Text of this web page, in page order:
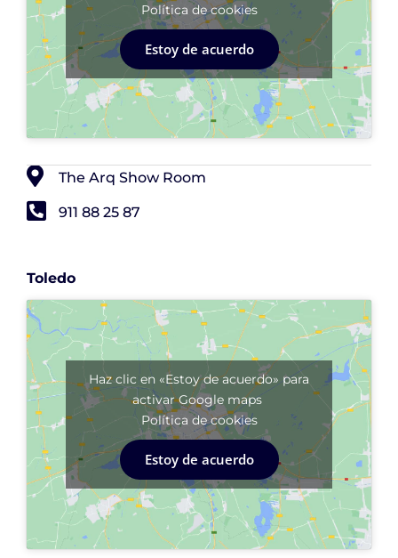
Política de cookies
Estoy de acuerdo
The Arq Show Room
911 88 25 87
Toledo
Haz clic en «Estoy de acuerdo» para
activar Google maps
Política de cookies
Estoy de acuerdo